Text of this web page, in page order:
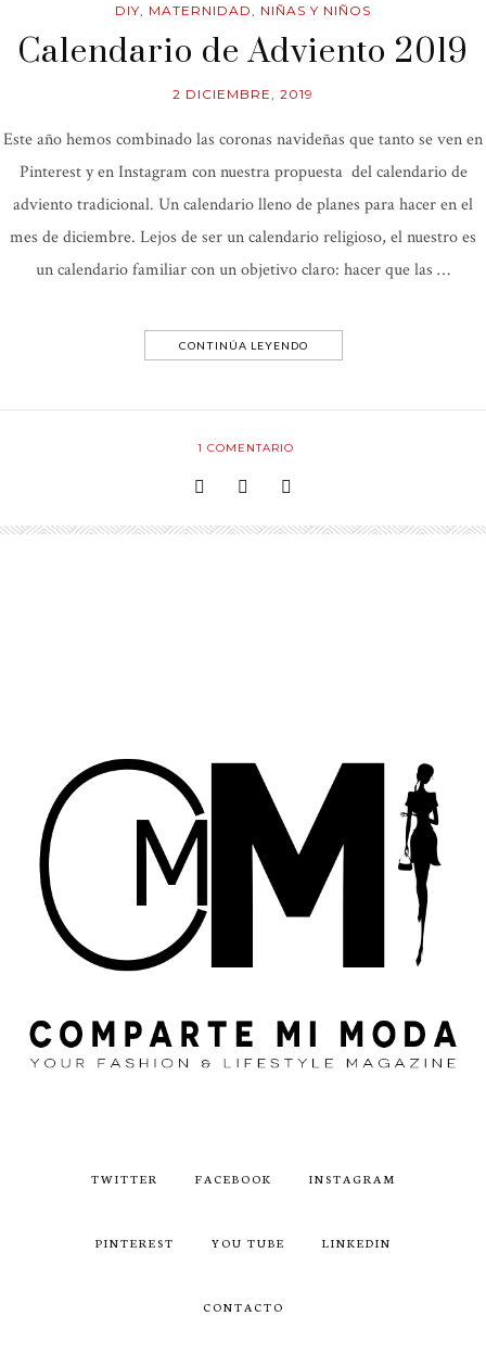
DIY MATERNIDAD NIÑAS Y NIÑOS
Calendario de Adviento 2019
2 DICIEMBRE, 2019
Este año hemos combinado las coronas navideñas que tanto se ven en
Pinterest y en Instagram con nuestra propuesta del calendario de
adviento tradicional. Un calendario lleno de planes para hacer en el
mes de diciembre. Lejos de ser un calendario religioso, el nuestro es
un calendario familiar con un objetivo claro: hacer que las …
CONTINÚA LEYENDO
1 COMENTARIO
TWITTER FACEBOOK INSTAGRAM
PINTEREST YOU TUBE LINKEDIN
CONTACTO